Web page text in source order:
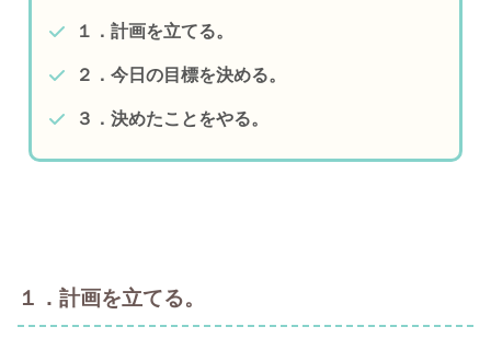
１．計画を立てる。
２．今日の目標を決める。
３．決めたことをやる。
１．計画を立てる。